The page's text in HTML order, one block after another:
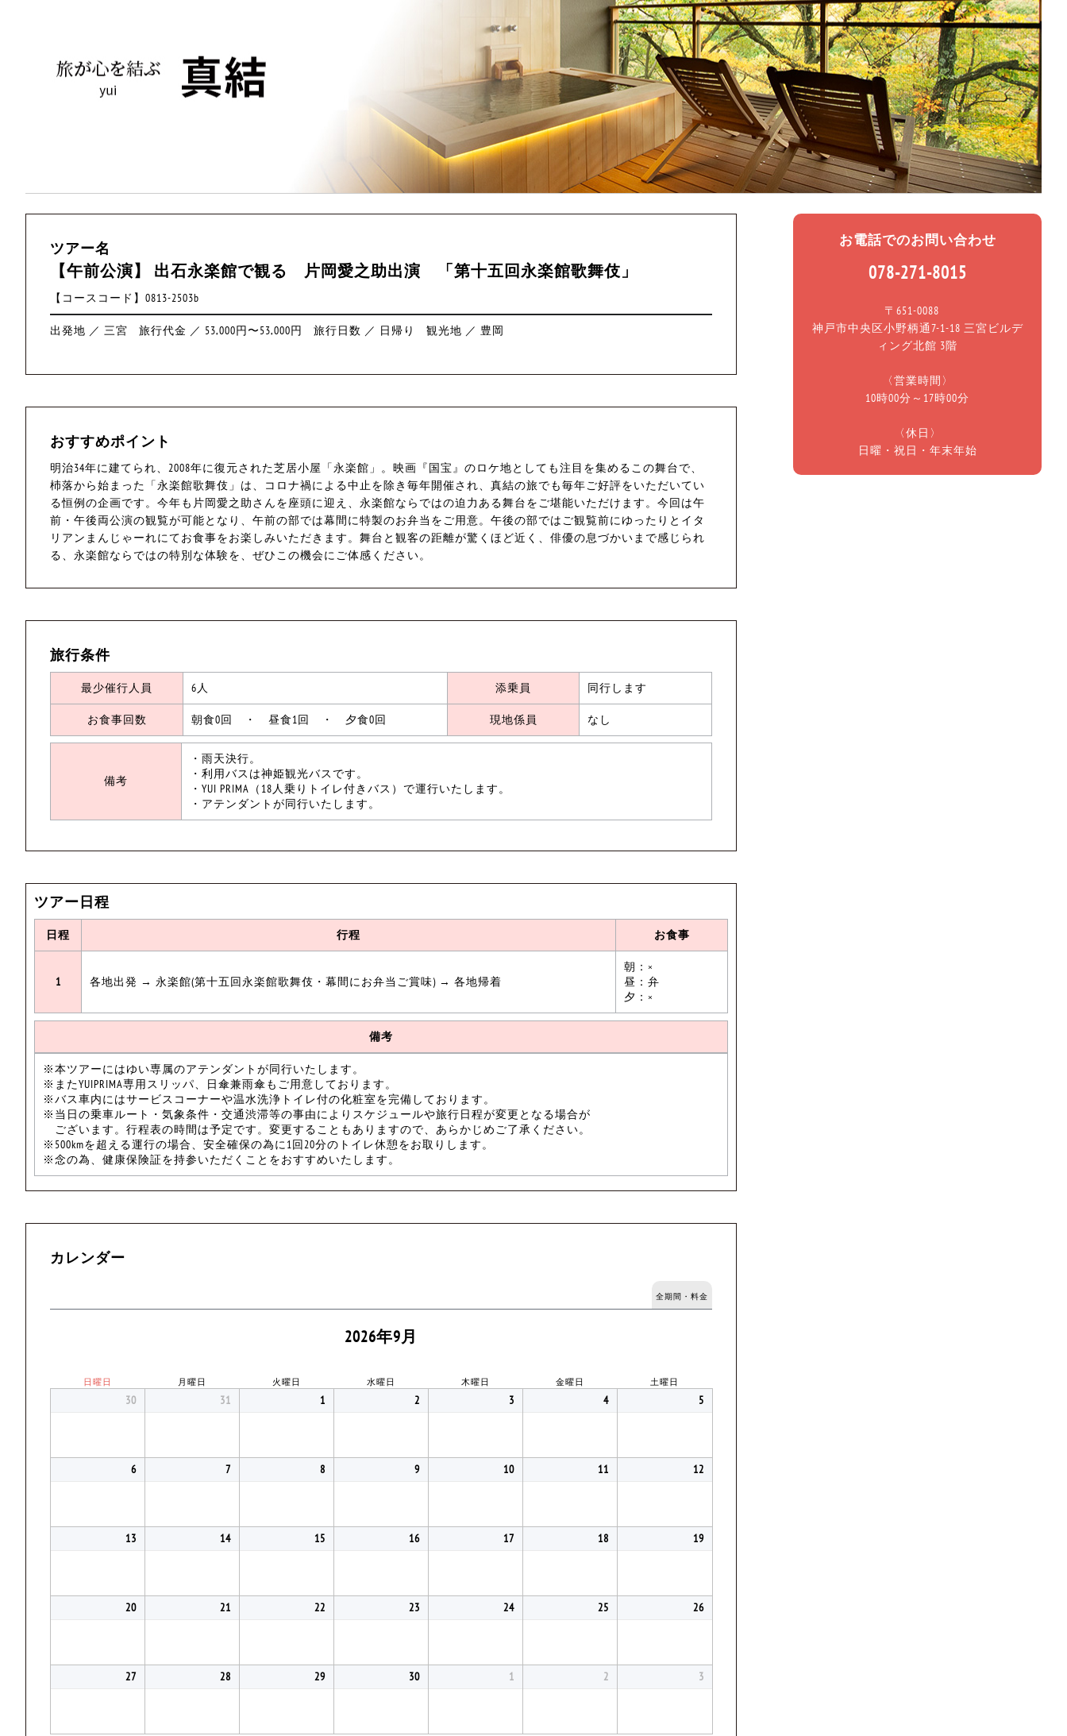
ツアー名
【午前公演】 出石永楽館で観る 片岡愛之助出演 「第十五回永楽館歌舞伎」
【コースコード】0813-2503b
出発地 ／ 三宮 旅行代金 ／ 53,000円〜53,000円 旅行日数 ／ 日帰り 観光地 ／ 豊岡
おすすめポイント
明治34年に建てられ、2008年に復元された芝居小屋「永楽館」。映画『国宝』のロケ地としても注目を集めるこの舞台で、
杮落から始まった「永楽館歌舞伎」は、コロナ禍による中止を除き毎年開催され、真結の旅でも毎年ご好評をいただいてい
る恒例の企画です。今年も片岡愛之助さんを座頭に迎え、永楽館ならではの迫力ある舞台をご堪能いただけます。今回は午
前・午後両公演の観覧が可能となり、午前の部では幕間に特製のお弁当をご用意。午後の部ではご観覧前にゆったりとイタ
リアンまんじゃーれにてお食事をお楽しみいただきます。舞台と観客の距離が驚くほど近く、俳優の息づかいまで感じられ
る、永楽館ならではの特別な体験を、ぜひこの機会にご体感ください。
旅行条件
最少催行人員 6人 添乗員 同行します
お食事回数 朝食0回 ・ 昼食1回 ・ 夕食0回 現地係員 なし
備考
・雨天決行。
・利用バスは神姫観光バスです。
・YUI PRIMA（18人乗りトイレ付きバス）で運行いたします。
・アテンダントが同行いたします。
ツアー日程
日程 行程 お食事
1 各地出発 → 永楽館(第十五回永楽館歌舞伎・幕間にお弁当ご賞味) → 各地帰着
朝：×
昼：弁
夕：×
備考
※本ツアーにはゆい専属のアテンダントが同行いたします。
※またYUIPRIMA専用スリッパ、日傘兼雨傘もご用意しております。
※バス車内にはサービスコーナーや温水洗浄トイレ付の化粧室を完備しております。
※当日の乗車ルート・気象条件・交通渋滞等の事由によりスケジュールや旅行日程が変更となる場合が
ございます。行程表の時間は予定です。変更することもありますので、あらかじめご了承ください。
※500kmを超える運行の場合、安全確保の為に1回20分のトイレ休憩をお取りします。
※念の為、健康保険証を持参いただくことをおすすめいたします。
カレンダー
全期間・料金
2026年9月
日曜日 月曜日 火曜日 水曜日 木曜日 金曜日 土曜日
30 31 1 2 3 4 5
6 7 8 9 10 11 12
13 14 15 16 17 18 19
20 21 22 23 24 25 26
27 28 29 30 1 2 3
お電話でのお問い合わせ
078-271-8015
〒651-0088
神戸市中央区小野柄通7-1-18 三宮ビルデ
ィング北館 3階
〈営業時間〉
10時00分～17時00分
〈休日〉
日曜・祝日・年末年始